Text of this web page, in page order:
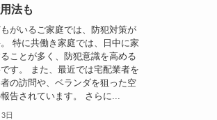
法も
がいるご家庭では、防犯対策が
特に共働き家庭では、日中に家
ことが多く、防犯意識を高める
す。 また、最近では宅配業者を
の訪問や、ベランダを狙った空
告されています。 さらに...
日